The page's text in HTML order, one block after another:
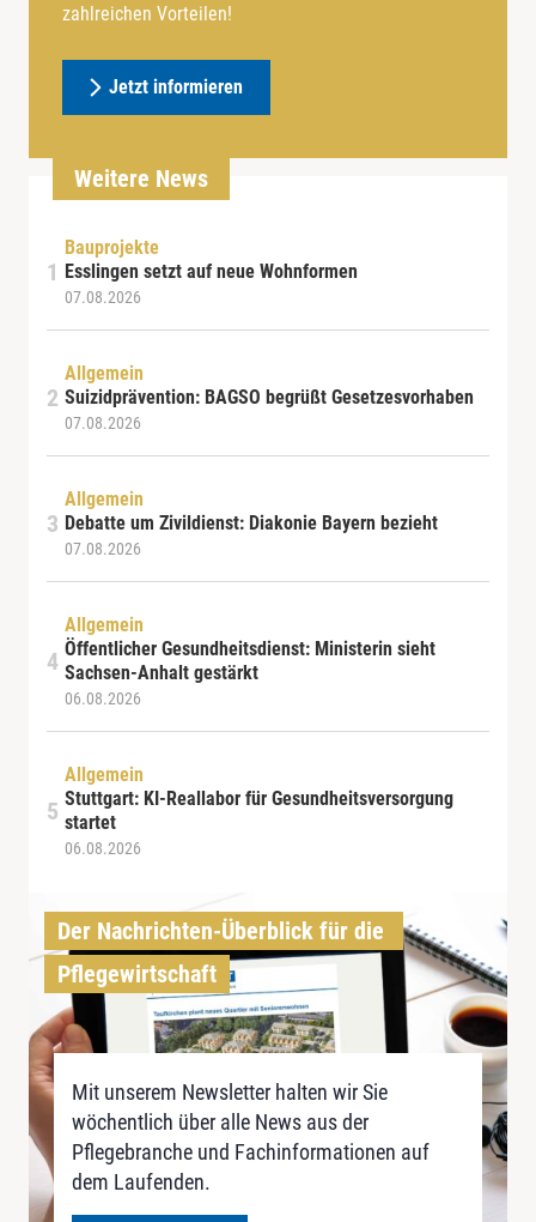
zahlreichen Vorteilen!
Jetzt informieren
Weitere News
Bauprojekte
Esslingen setzt auf neue Wohnformen
07.08.2026
Allgemein
Suizidprävention: BAGSO begrüßt Gesetzesvorhaben
07.08.2026
Allgemein
Debatte um Zivildienst: Diakonie Bayern bezieht
07.08.2026
Allgemein
Öffentlicher Gesundheitsdienst: Ministerin sieht
Sachsen-Anhalt gestärkt
06.08.2026
Allgemein
Stuttgart: KI-Reallabor für Gesundheitsversorgung
startet
06.08.2026
Der Nachrichten-Überblick für die
Pflegewirtschaft
Mit unserem Newsletter halten wir Sie
wöchentlich über alle News aus der
Pflegebranche und Fachinformationen auf
dem Laufenden.